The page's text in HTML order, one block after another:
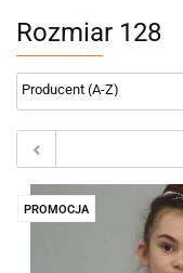
Rozmiar 128
PROMOCJA